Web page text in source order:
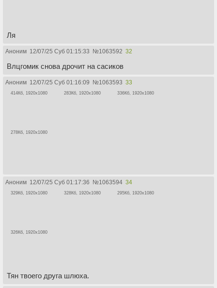
Ля
Аноним 12/07/25 Суб 01:15:33 №1063592 32
Влцгомик снова дрочит на сасиков
Аноним 12/07/25 Суб 01:16:09 №1063593 33
414Кб, 1920x1080 283Кб, 1920x1080 336Кб, 1920x1080
278Кб, 1920x1080
Аноним 12/07/25 Суб 01:17:36 №1063594 34
329Кб, 1920x1080 328Кб, 1920x1080 295Кб, 1920x1080
326Кб, 1920x1080
Тян твоего друга шлюха.